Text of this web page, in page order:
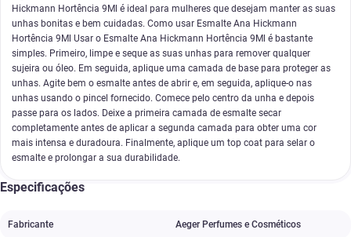
Hickmann Hortência 9Ml é ideal para mulheres que desejam manter as suas
unhas bonitas e bem cuidadas. Como usar Esmalte Ana Hickmann
Hortência 9Ml Usar o Esmalte Ana Hickmann Hortência 9Ml é bastante
simples. Primeiro, limpe e seque as suas unhas para remover qualquer
sujeira ou óleo. Em seguida, aplique uma camada de base para proteger as
unhas. Agite bem o esmalte antes de abrir e, em seguida, aplique-o nas
unhas usando o pincel fornecido. Comece pelo centro da unha e depois
passe para os lados. Deixe a primeira camada de esmalte secar
completamente antes de aplicar a segunda camada para obter uma cor
mais intensa e duradoura. Finalmente, aplique um top coat para selar o
esmalte e prolongar a sua durabilidade.
Especificações
Fabricante Aeger Perfumes e Cosméticos